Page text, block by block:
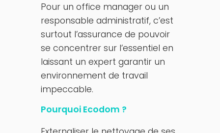
Pour un office manager ou un
responsable administratif, c’est
surtout l’assurance de pouvoir
se concentrer sur l’essentiel en
laissant un expert garantir un
environnement de travail
impeccable.
Pourquoi Ecodom ?